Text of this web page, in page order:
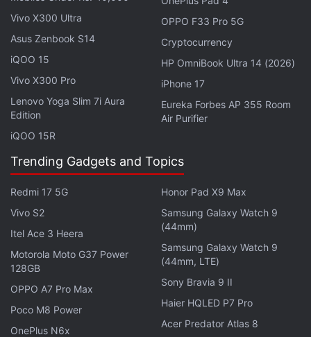
64 MB RAM sowie 128 MB internen Speicher, der
sich per microSD-Karte um bis zu 32 GB erweitern
Das Unternehmen hat dem Nokia 235 4G (2026)
einen austauschbaren 1.450-mAh-Akku spendiert,
der laut Hersteller bis zu 10 Stunden Sprechzeit und
bis zu 12 Tage Standby-Zeit ermöglichen soll.
Geladen wird das Gerät über einen USB-Typ-C-
Anschluss. Zu den Konnektivitätsoptionen zählen
Bluetooth 5.0, ein 3,5-mm-Kopfhöreranschluss,
USB-Typ-C sowie UKW-Radio mit kabelgebundener
und kabelloser Unterstützung. Es bietet 2G-, 3G-
und 4G-Konnektivität über mehrere GSM-, WCDMA-
und LTE-Bänder. Es misst 128,85 x 55,8 x 12,86 mm
und wiegt 106 Gramm.
Nokia 215 4G (2026): Spezifikationen
Vivo X300 Ultra
Asus Zenbook S14
iQOO 15
Vivo X300 Pro
Lenovo Yoga Slim 7i Aura
Edition
iQOO 15R
OPPO F33 Pro 5G
Cryptocurrency
HP OmniBook Ultra 14 (2026)
iPhone 17
Eureka Forbes AP 355 Room
Air Purifier
Trending Gadgets and Topics
Redmi 17 5G
Vivo S2
Itel Ace 3 Heera
Motorola Moto G37 Power
128GB
OPPO A7 Pro Max
Poco M8 Power
OnePlus N6x
Honor Pad X9 Max
Samsung Galaxy Watch 9
(44mm)
Samsung Galaxy Watch 9
(44mm, LTE)
Sony Bravia 9 II
Haier HQLED P7 Pro
Acer Predator Atlas 8